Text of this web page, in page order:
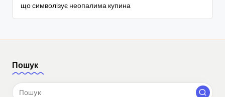
що символізує неопалима купина
Пошук